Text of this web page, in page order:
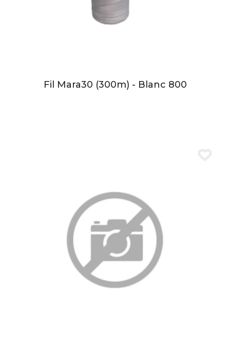
Fil Mara30 (300m) - Blanc 800